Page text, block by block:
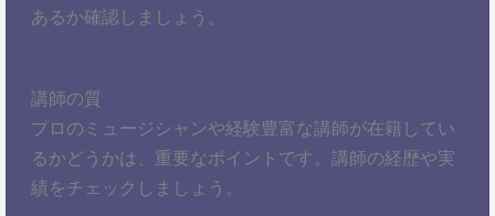
あるか確認しましょう。
講師の質
プロのミュージシャンや経験豊富な講師が在籍してい
るかどうかは、重要なポイントです。講師の経歴や実
績をチェックしましょう。